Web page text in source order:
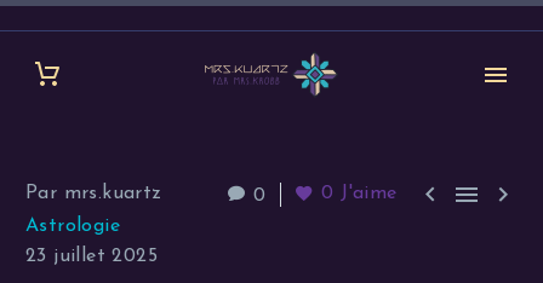
0 0 J'aime   
Par mrs.kuartz
Astrologie
23 juillet 2025